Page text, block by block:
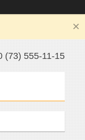
(73) 555-11-15